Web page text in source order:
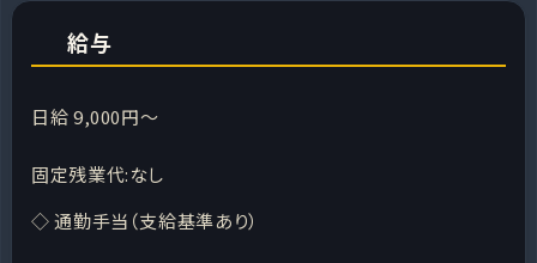
給与
日給 9,000円～
固定残業代:なし
◇ 通勤手当（支給基準あり）